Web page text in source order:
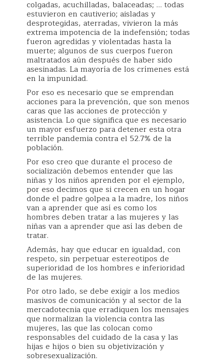
colgadas, acuchilladas, balaceadas; … todas
estuvieron en cautiverio; aisladas y
desprotegidas, aterradas, vivieron la más
extrema impotencia de la indefensión; todas
fueron agredidas y violentadas hasta la
muerte; algunos de sus cuerpos fueron
maltratados aún después de haber sido
asesinadas. La mayoría de los crímenes está
en la impunidad.
Por eso es necesario que se emprendan
acciones para la prevención, que son menos
caras que las acciones de protección y
asistencia. Lo que significa que es necesario
un mayor esfuerzo para detener esta otra
terrible pandemia contra el 52.7% de la
población.
Por eso creo que durante el proceso de
socialización debemos entender que las
niñas y los niños aprenden por el ejemplo,
por eso decimos que si crecen en un hogar
donde el padre golpea a la madre, los niños
van a aprender que así es como los
hombres deben tratar a las mujeres y las
niñas van a aprender que así las deben de
tratar.
Además, hay que educar en igualdad, con
respeto, sin perpetuar estereotipos de
superioridad de los hombres e inferioridad
de las mujeres.
Por otro lado, se debe exigir a los medios
masivos de comunicación y al sector de la
mercadotecnia que erradiquen los mensajes
que normalizan la violencia contra las
mujeres, las que las colocan como
responsables del cuidado de la casa y las
hijas e hijos o bien su objetivización y
sobresexualización.